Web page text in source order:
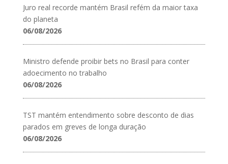
Juro real recorde mantém Brasil refém da maior taxa
do planeta
06/08/2026
Ministro defende proibir bets no Brasil para conter
adoecimento no trabalho
06/08/2026
TST mantém entendimento sobre desconto de dias
parados em greves de longa duração
06/08/2026